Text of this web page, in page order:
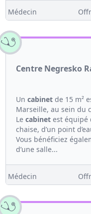
Médecin
Centre Negresko
Un cabinet de 15 m²
Marseille, au sein du
Le cabinet est équipé
chaise, d’un point
Vous bénéficiez
d’une salle...
Médecin